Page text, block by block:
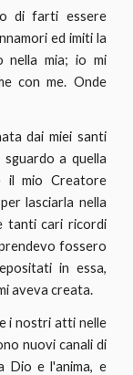
di farti essere
ed imiti la
nella mia; io mi
con me. Onde
dai miei santi
a quella
il mio Creatore
lasciarla nella
tanti cari ricordi
fossero
in essa,
aveva creata.
i nostri atti nelle
nuovi canali di
Dio e l'anima, e